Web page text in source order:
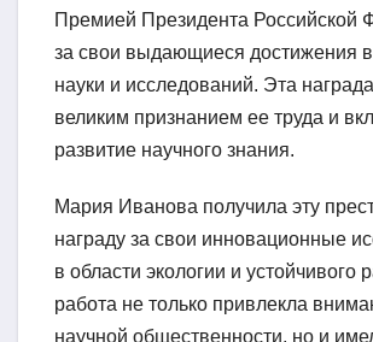
Премией Президента Российской
за свои выдающиеся достижения в
науки и исследований. Эта
великим признанием ее труда и
развитие научного знания.
Мария Иванова получила эту
награду за свои инновационные
в области экологии и устойчивого
работа не только привлекла
научной общественности, но и